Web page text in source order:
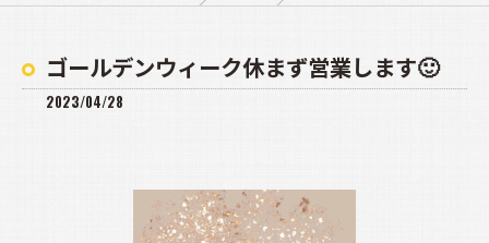
ゴールデンウィーク休まず営業します🙂
2023/04/28